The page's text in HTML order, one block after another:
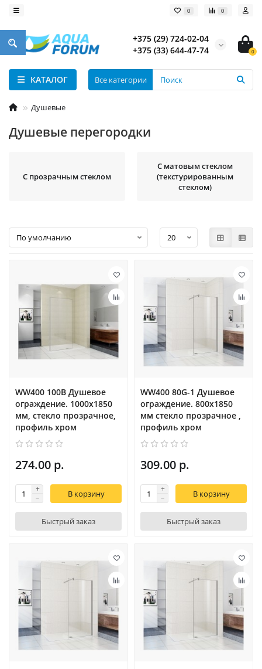
0 0
+375 (29) 724-02-04
+375 (33) 644-47-74
0
КАТАЛОГ Все категории
Душевые
Душевые перегородки
С прозрачным стеклом
С матовым стеклом
(текстурированным
стеклом)
WW400 100B Душевое
ограждение. 1000х1850
мм, стекло прозрачное,
профиль хром
274.00 р.
В корзину
Быстрый заказ
WW400 80G-1 Душевое
ограждение. 800х1850
мм стекло прозрачное ,
профиль хром
309.00 р.
В корзину
Быстрый заказ